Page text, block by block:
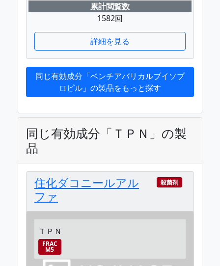
累計閲覧数
1582回
詳細を見る
同じ有効成分「ベンチアバリカルブイソプ
ロピル」の製品をもっと探す
同じ有効成分「ＴＰＮ」の製
品
住化ダコニールアル
ファ
殺菌剤
ＴＰＮ
FRAC
M5